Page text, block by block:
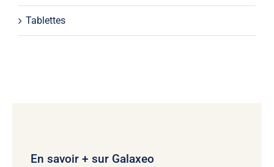
Tablettes
En savoir + sur Galaxeo